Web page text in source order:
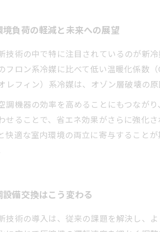
負荷の軽減と未来への展望
術の中で特に注目されているのが新冷
フロン系冷媒に比べて低い温暖化係数
レフィン）系冷媒は、オゾン層破壊の
調機器の効率を高めることにもつなが
せることで、省エネ効果がさらに強化
快適な室内環境の両立に寄与すること
備交換はこう変わる
技術の導入は、従来の課題を解決し、